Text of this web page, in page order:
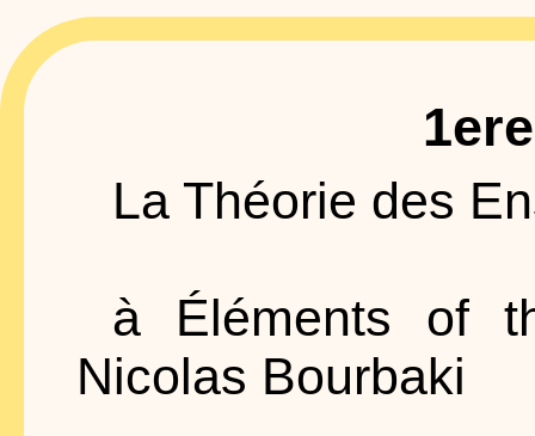
La Théorie des
à Éléments of
Nicolas Bourbaki